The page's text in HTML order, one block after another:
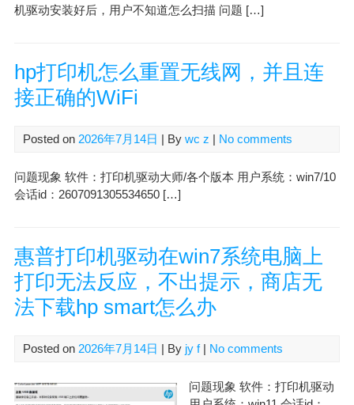
机驱动安装好后，用户不知道怎么扫描 问题 […]
hp打印机怎么重置无线网，并且连
接正确的WiFi
Posted on 2026年7月14日 | By wc z | No comments
问题现象 软件：打印机驱动大师/各个版本 用户系统：win7/10
会话id：2607091305534650 […]
惠普打印机驱动在win7系统电脑上
打印无法反应，不出提示，商店无
法下载hp smart怎么办
Posted on 2026年7月14日 | By jy f| No comments
问题现象 软件：打印机驱动